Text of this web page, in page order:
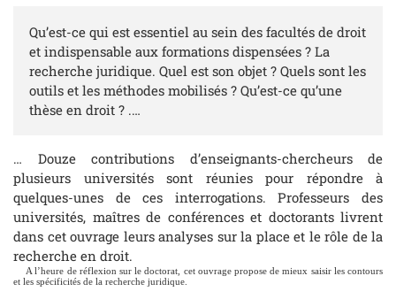
Qu’est-ce qui est essentiel au sein des facultés de droit
et indispensable aux formations dispensées ? La
recherche juridique. Quel est son objet ? Quels sont les
outils et les méthodes mobilisés ? Qu’est-ce qu’une
thèse en droit ? .…
… Douze contributions d’enseignants-chercheurs de
plusieurs universités sont réunies pour répondre à
quelques-unes de ces interrogations. Professeurs des
universités, maîtres de conférences et doctorants livrent
dans cet ouvrage leurs analyses sur la place et le rôle de la
recherche en droit.
A l’heure de réflexion sur le doctorat, cet ouvrage propose de mieux saisir les contours
et les spécificités de la recherche juridique.